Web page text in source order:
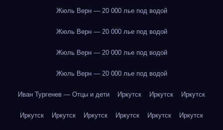
Жюль Верн — 20 000 лье под водой
Жюль Верн — 20 000 лье под водой
Жюль Верн — 20 000 лье под водой
Жюль Верн — 20 000 лье под водой
Иван Тургенев — Отцы и дети Иркутск Иркутск Иркутск
Иркутск Иркутск Иркутск Иркутск Иркутск Иркутск